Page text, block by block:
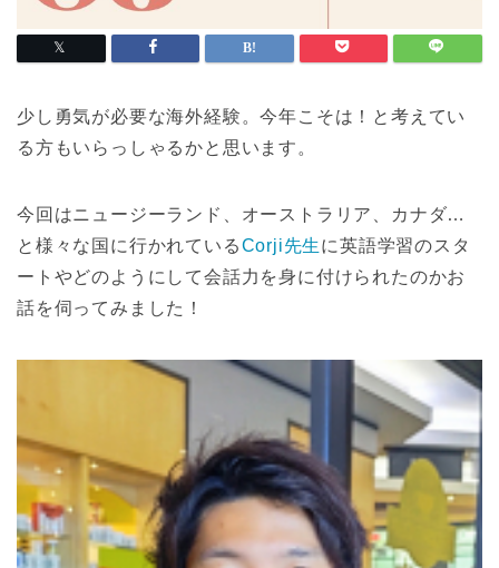
少し勇気が必要な海外経験。今年こそは！と考えてい
る方もいらっしゃるかと思います。
今回はニュージーランド、オーストラリア、カナダ…
と様々な国に行かれているCorji先生に英語学習のスタ
ートやどのようにして会話力を身に付けられたのかお
話を伺ってみました！